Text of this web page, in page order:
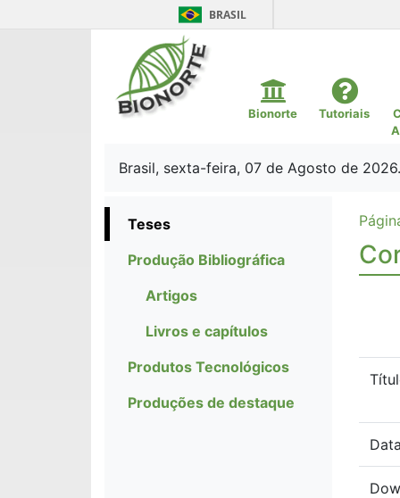
BRASIL
Bionorte Tutoriais
Brasil, sexta-feira, 07 de Agosto de 2026.
Teses
Produção Bibliográfica
Artigos
Livros e capítulos
Produtos Tecnológicos
Produções de destaque